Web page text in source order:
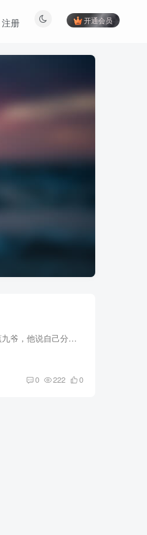
开通会员
注册
深夜造访的这名不速之客，蕉九爷，他说自己分文不要，帮我们只为了在死前开开眼，我有点不信。 和不熟悉的陌生人搭伙，是行当里忌讳。 小萱挤眉弄眼，把头当作没看到，反倒是蕉九爷。 他...
0 222 0